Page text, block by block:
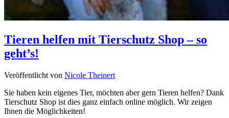
Tieren helfen mit Tierschutz Shop – so
geht’s!
Veröffentlicht von Nicole Theinert
Sie haben kein eigenes Tier, möchten aber gern Tieren helfen? Dank
Tierschutz Shop ist dies ganz einfach online möglich. Wir zeigen
Ihnen die Möglichkeiten!